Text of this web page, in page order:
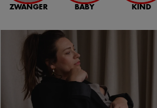
ZWANGER BABY KIND